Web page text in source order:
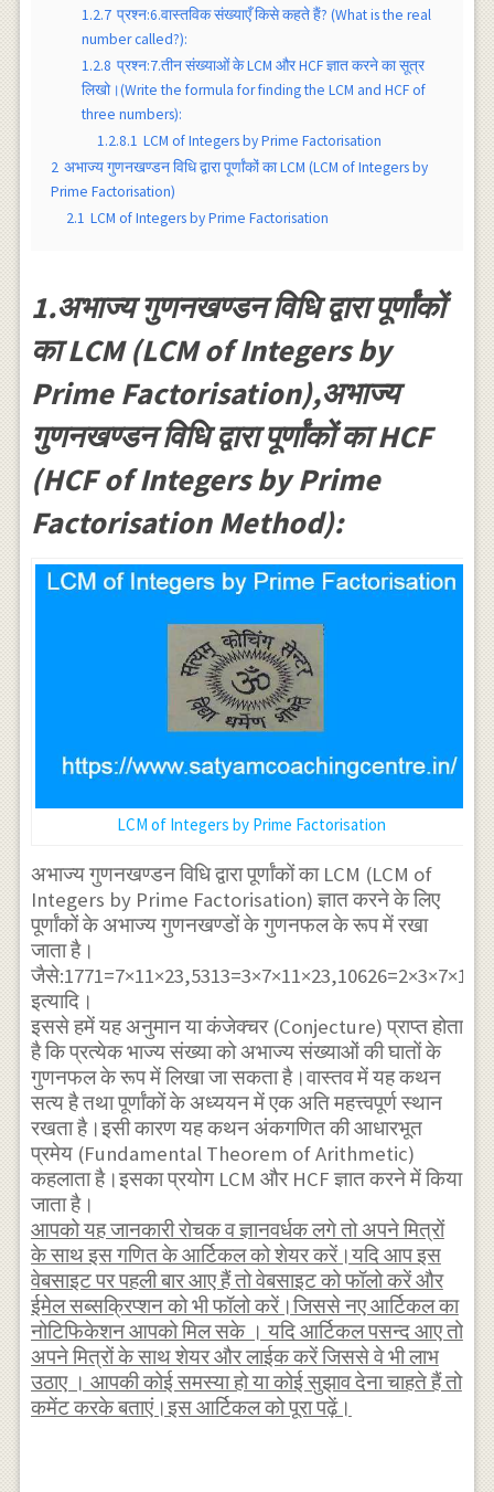
1.2.7 प्रश्न:6.वास्तविक संख्याएँ किसे कहते हैं? (What is the real
number called?):
1.2.8 प्रश्न:7.तीन संख्याओं के LCM और HCF ज्ञात करने का सूत्र
लिखो।(Write the formula for finding the LCM and HCF of
three numbers):
1.2.8.1 LCM of Integers by Prime Factorisation
2 अभाज्य गुणनखण्डन विधि द्वारा पूर्णांकों का LCM (LCM of Integers by
Prime Factorisation)
2.1 LCM of Integers by Prime Factorisation
1.अभाज्य गुणनखण्डन विधि द्वारा पूर्णांकों
का LCM (LCM of Integers by
Prime Factorisation),अभाज्य
गुणनखण्डन विधि द्वारा पूर्णांकों का HCF
(HCF of Integers by Prime
Factorisation Method):
LCM of Integers by Prime Factorisation
अभाज्य गुणनखण्डन विधि द्वारा पूर्णांकों का LCM (LCM of
Integers by Prime Factorisation) ज्ञात करने के लिए
पूर्णांकों के अभाज्य गुणनखण्डों के गुणनफल के रूप में रखा
जाता है।
इत्यादि।
इससे हमें यह अनुमान या कंजेक्चर (Conjecture) प्राप्त होता
है कि प्रत्येक भाज्य संख्या को अभाज्य संख्याओं की घातों के
गुणनफल के रूप में लिखा जा सकता है।वास्तव में यह कथन
सत्य है तथा पूर्णांकों के अध्ययन में एक अति महत्त्वपूर्ण स्थान
रखता है।इसी कारण यह कथन अंकगणित की आधारभूत
प्रमेय (Fundamental Theorem of Arithmetic)
कहलाता है।इसका प्रयोग LCM और HCF ज्ञात करने में किया
जाता है।
आपको यह जानकारी रोचक व ज्ञानवर्धक लगे तो अपने मित्रों
के साथ इस गणित के आर्टिकल को शेयर करें।यदि आप इस
वेबसाइट पर पहली बार आए हैं तो वेबसाइट को फॉलो करें और
ईमेल सब्सक्रिप्शन को भी फॉलो करें।जिससे नए आर्टिकल का
नोटिफिकेशन आपको मिल सके । यदि आर्टिकल पसन्द आए तो
अपने मित्रों के साथ शेयर और लाईक करें जिससे वे भी लाभ
उठाए । आपकी कोई समस्या हो या कोई सुझाव देना चाहते हैं तो
कमेंट करके बताएं।इस आर्टिकल को पूरा पढ़ें।